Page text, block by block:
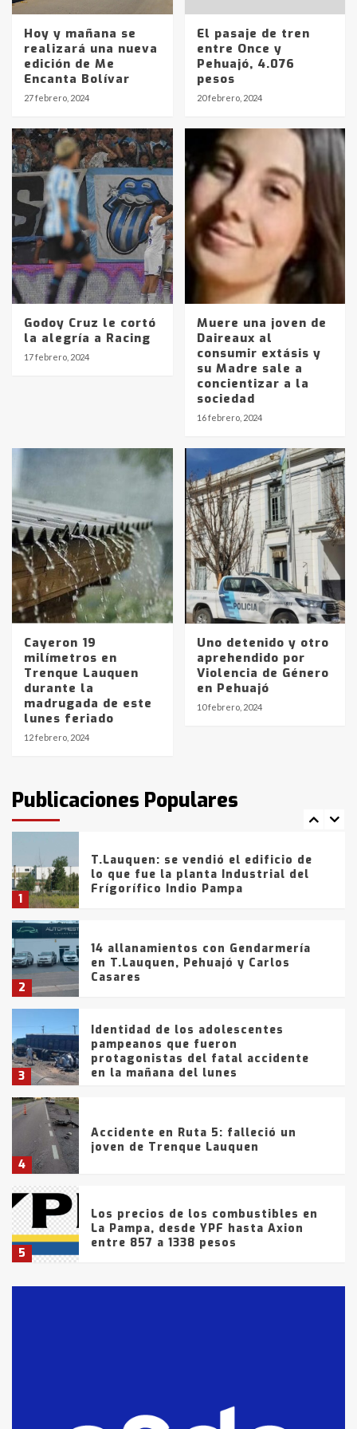
Hoy y mañana se
realizará una nueva
edición de Me
Encanta Bolívar
27 febrero, 2024
El pasaje de tren
entre Once y
Pehuajó, 4.076
pesos
20 febrero, 2024
Godoy Cruz le cortó
la alegría a Racing
17 febrero, 2024
Muere una joven de
Daireaux al
consumir extásis y
su Madre sale a
concientizar a la
sociedad
16 febrero, 2024
Cayeron 19
milímetros en
Trenque Lauquen
durante la
madrugada de este
lunes feriado
12 febrero, 2024
Uno detenido y otro
aprehendido por
Violencia de Género
en Pehuajó
10 febrero, 2024
Publicaciones Populares
pampeanos que fueron
en la mañana del lunes
4
Accidente en Ruta 5: falleció un
joven de Trenque Lauquen
Los precios de los combustibles en
La Pampa, desde YPF hasta Axion
entre 857 a 1338 pesos
6
La Bolsa de Cereales de Bahía
Blanca anticipa que Agosto vendrá
con lluvias y heladas, en gran parte
de la provincia
fueron detenidos por
comercialización de drogas en la
tarde del sábado
1
T.Lauquen: se vendió el edificio de
lo que fue la planta Industrial del
Frígorífico Indio Pampa
2
14 allanamientos con Gendarmería
en T.Lauquen, Pehuajó y Carlos
Casares
3
Identidad de los adolescentes
pampeanos que fueron
protagonistas del fatal accidente
en la mañana del lunes
4
Accidente en Ruta 5: falleció un
joven de Trenque Lauquen
5
Los precios de los combustibles en
La Pampa, desde YPF hasta Axion
entre 857 a 1338 pesos
fueron detenidos por
comercialización de drogas en la